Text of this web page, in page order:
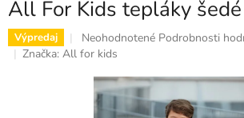
All For Kids tepláky šedé
Výpredaj
Priemerné
hodnotenie
0,0
Neohodnotené Podrobnosti
Značka: All for kids